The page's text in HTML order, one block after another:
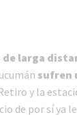
larga
sufren
y la
de por sí ya